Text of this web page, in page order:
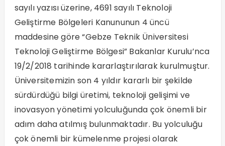
sayılı yazısı üzerine, 4691 sayılı Teknoloji
Geliştirme Bölgeleri Kanununun 4 üncü
maddesine göre “Gebze Teknik Üniversitesi
Teknoloji Geliştirme Bölgesi” Bakanlar Kurulu’nca
19/2/2018 tarihinde kararlaştırılarak kurulmuştur.
Üniversitemizin son 4 yıldır kararlı bir şekilde
sürdürdüğü bilgi üretimi, teknoloji gelişimi ve
inovasyon yönetimi yolculuğunda çok önemli bir
adım daha atılmış bulunmaktadır. Bu yolculuğu
çok önemli bir kümelenme projesi olarak